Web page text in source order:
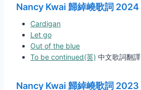
Nancy Kwai 歸綽嶢歌詞 2024
Cardigan
Let go
Out of the blue
To be continued(英) 中文歌詞翻譯
Nancy Kwai 歸綽嶢歌詞 2023